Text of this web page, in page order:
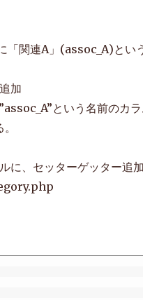
「関連A」(assoc_A)とい
加
という名前のカ
に、セッターゲッター追